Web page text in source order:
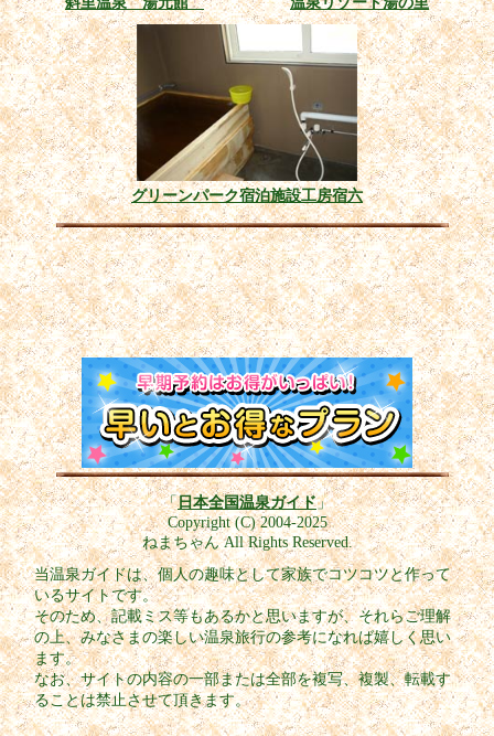
グリーンパーク宿泊施設工房宿六
「日本全国温泉ガイド」
Copyright (C) 2004-2025
ねまちゃん All Rights Reserved.
当温泉ガイドは、個人の趣味として家族でコツコツと作って
いるサイトです。
そのため、記載ミス等もあるかと思いますが、それらご理解
の上、みなさまの楽しい温泉旅行の参考になれば嬉しく思い
ます。
なお、サイトの内容の一部または全部を複写、複製、転載す
ることは禁止させて頂きます。